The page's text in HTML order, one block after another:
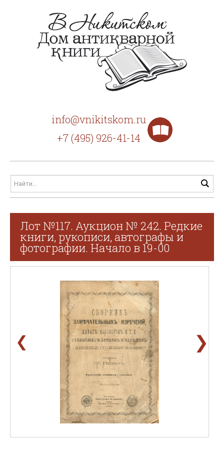
info@vnikitskom.ru
+7 (495) 926-41-14
Лот №117. Аукцион № 242. Редкие
книги, рукописи, автографы и
фотографии. Начало в 19-00
❮ ❯